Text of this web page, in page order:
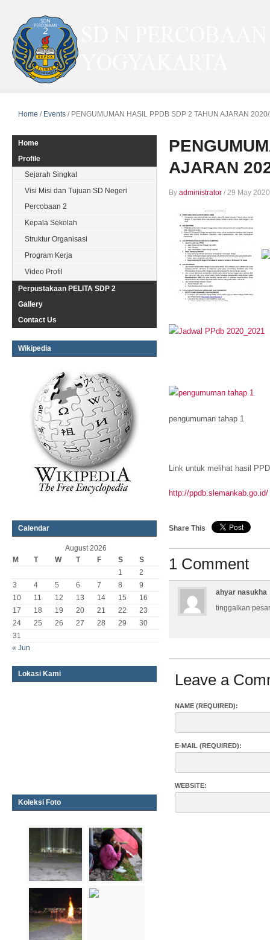
Home / Events / PENGUMUMAN HASIL PPDB SDP 2 TAHUN AJARAN
AJARAN
By administrator / 29 May 2020
pengumuman tahap 1
Link untuk melihat hasil
http://ppdb.slemankab.go.id/
Share This
1 Comment
ahyar nasukha
tinggalkan
Leave a
NAME (REQUIRED):
E-MAIL (REQUIRED):
WEBSITE:
Home
Profile
Sejarah Singkat
Visi Misi dan Tujuan SD Negeri
Percobaan 2
Kepala Sekolah
Struktur Organisasi
Program Kerja
Video Profil
Perpustakaan PELITA SDP 2
Gallery
Contact Us
Wikipedia
Calendar
August 2026
M
T W T F S
S
1
2
3
4 5 6 7 8
9
10
11 12 13 14 15
16
17
18 19 20 21 22
23
24
25 26 27 28 29
30
31
« Jun
Lokasi Kami
Koleksi Foto